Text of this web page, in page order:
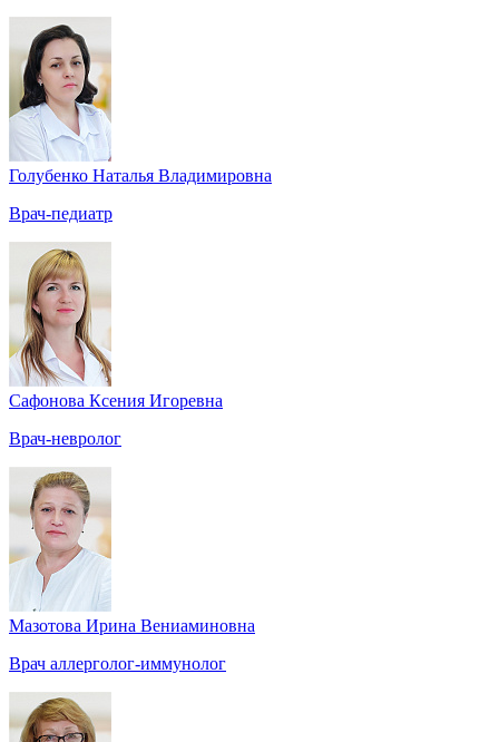
Голубенко Наталья Владимировна
Врач-педиатр
Сафонова Ксения Игоревна
Врач-невролог
Мазотова Ирина Вениаминовна
Врач аллерголог-иммунолог